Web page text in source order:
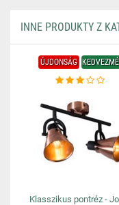
INNE PRODUKTY Z
ÚJDONSÁG
Klasszikus pontréz -